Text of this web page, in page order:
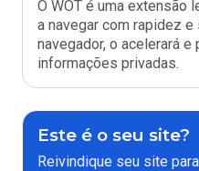
O WOT é uma extensão
a navegar com rapidez e
navegador, o acelerará e
informações privadas.
Este é o seu site?
Reivindique seu site